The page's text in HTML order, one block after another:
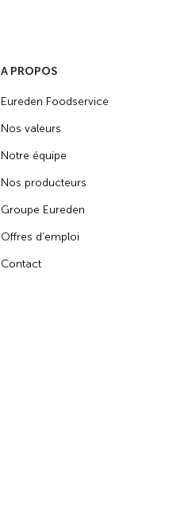
A PROPOS
Eureden Foodservice
Nos valeurs
Notre équipe
Nos producteurs
Groupe Eureden
Offres d’emploi
Contact